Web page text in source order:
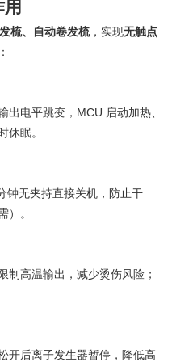
梳、自动卷发梳，实现无触点
出电平跳变，MCU 启动加热、
休眠。
钟无夹持直接关机，防止干
）。
制高温输出，减少烫伤风险；
开后离子发生器暂停，降低高